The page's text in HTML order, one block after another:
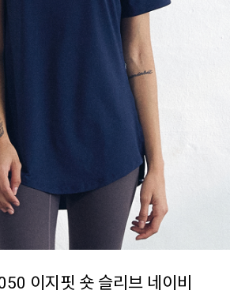
이지핏 숏 슬리브 네이비